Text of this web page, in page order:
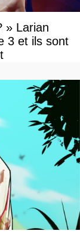
» Larian
3 et ils sont